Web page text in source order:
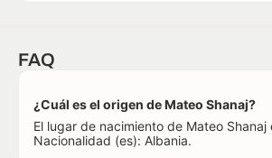
FAQ
¿Cuál es el origen de Mateo Shanaj?
El lugar de nacimiento de Mateo Shanaj
Nacionalidad (es): Albania.